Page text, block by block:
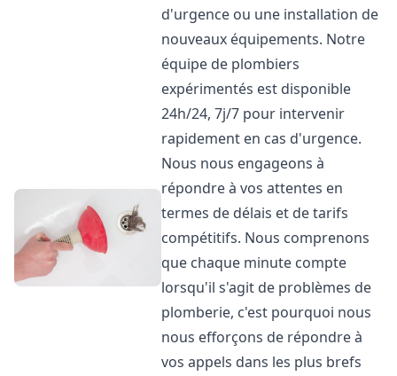
d'urgence ou une installation de
nouveaux équipements. Notre
équipe de plombiers
expérimentés est disponible
24h/24, 7j/7 pour intervenir
rapidement en cas d'urgence.
Nous nous engageons à
répondre à vos attentes en
termes de délais et de tarifs
compétitifs. Nous comprenons
que chaque minute compte
lorsqu'il s'agit de problèmes de
plomberie, c'est pourquoi nous
nous efforçons de répondre à
vos appels dans les plus brefs